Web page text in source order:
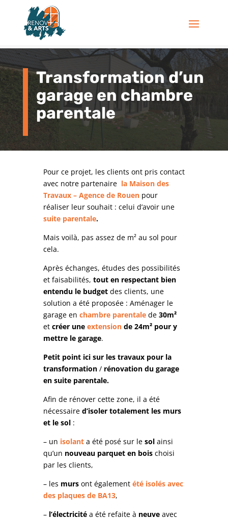
Transformation d’un
garage en chambre
parentale
Pour ce projet, les clients ont pris contact
avec notre partenaire la Maison des
Travaux – Agence de Rouenpour
réaliser leur souhait : celui d’avoir une
suite parentale.
Mais voilà, pas assez de m² au sol pour
cela.
Après échanges, études des possibilités
et faisabilités, tout en respectant bien
entendu le budgetdes clients, une
solution a été proposée : Aménager le
garage en chambre parentalede 30m²
et créer une extensionde 24m² pour y
mettre le garage.
Petit point ici sur les travaux pour la
transformation/ rénovation du garage
en suite parentale.
Afin de rénover cette zone, il a été
nécessaire d’isoler totalement les murs
et le sol:
– un isolanta été posé sur le solainsi
qu’un nouveau parquet en boischoisi
par les clients,
– les mursont également été isolés avec
des plaques de BA13,
– l’électricitéa été refaite à neuveavec